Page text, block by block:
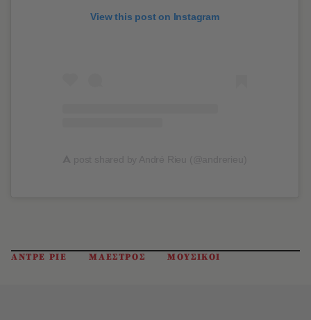
View this post on Instagram
ΑΝΤΡΕ ΡΙΕ ΜΑΕΣΤΡΟΣ ΜΟΥΣΙΚΟΙ